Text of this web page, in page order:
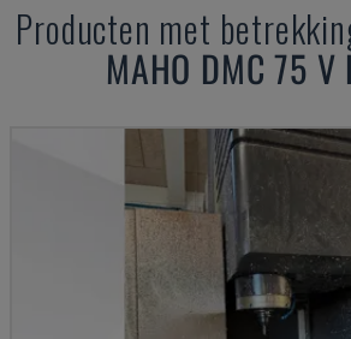
Producten met
MAHO DMC 75